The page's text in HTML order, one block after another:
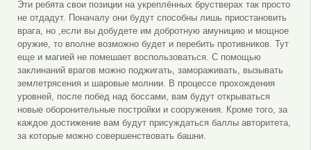
Эти ребята свои позиции на укреплённых брустверах так просто
не отдадут. Поначалу они будут способны лишь приостановить
врага, но ,если вы добудете им добротную амуницию и мощное
оружие, то вполне возможно будет и перебить противников. Тут
еще и магией не помешает воспользоваться. С помощью
заклинаний врагов можно поджигать, замораживать, вызывать
землетрясения и шаровые молнии. В процессе прохождения
уровней, после побед над боссами, вам будут открываться
новые оборонительные постройки и сооружения. Кроме того, за
каждое достижение вам будут присуждаться баллы авторитета,
за которые можно совершенствовать башни.